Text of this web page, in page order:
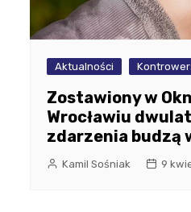
Aktualności
Zostawiony w
Wrocławiu
zdarzenia budzą
Kamil Sośniak 9